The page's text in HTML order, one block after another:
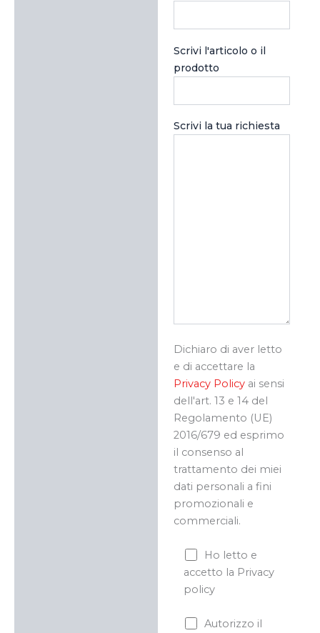
Scrivi l'articolo o il
prodotto
Scrivi la tua richiesta
Dichiaro di aver letto
e di accettare la
Privacy Policyai sensi
dell'art. 13 e 14 del
Regolamento (UE)
2016/679 ed esprimo
il consenso al
trattamento dei miei
dati personali a fini
promozionali e
commerciali.
Ho letto e
accetto la Privacy
policy
Autorizzo il